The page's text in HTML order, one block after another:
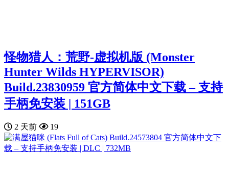
怪物猎人：荒野-虚拟机版 (Monster
Hunter Wilds HYPERVISOR)
Build.23830959 官方简体中文下载 – 支持
手柄免安装 | 151GB
2 天前 19